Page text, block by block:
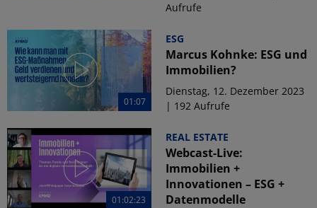
Aufrufe
01:07
ESG
Marcus Kohnke: ESG und
Immobilien?
Dienstag, 12. Dezember 2023
| 192 Aufrufe
01:02:23
REAL ESTATE
Webcast-Live:
Immobilien +
Innovationen – ESG +
Datenmodelle